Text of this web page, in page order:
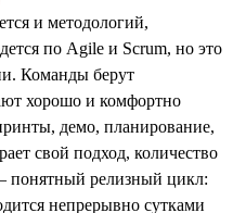
и методологий,
по Agile и Scrum, но это
Команды берут
хорошо и комфортно
демо, планирование,
свой подход, количество
понятный релизный цикл:
непрерывно сутками